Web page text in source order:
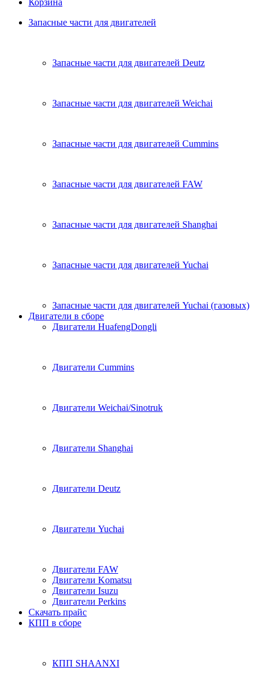
Корзина
Запасные части для двигателей
Запасные части для двигателей Deutz
Запасные части для двигателей Weichai
Запасные части для двигателей Cummins
Запасные части для двигателей FAW
Запасные части для двигателей Shanghai
Запасные части для двигателей Yuchai
Запасные части для двигателей Yuchai (газовых)
Двигатели в сборе
Двигатели HuafengDongli
Двигатели Cummins
Двигатели Weichai/Sinotruk
Двигатели Shanghai
Двигатели Deutz
Двигатели Yuchai
Двигатели FAW
Двигатели Komatsu
Двигатели Isuzu
Двигатели Perkins
Скачать прайс
КПП в сборе
КПП SHAANXI